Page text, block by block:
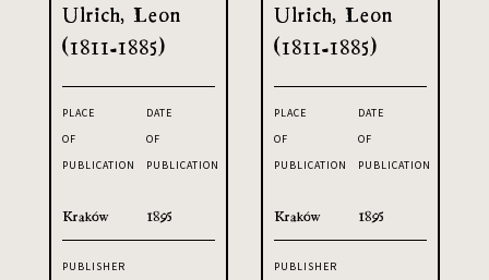
Ulrich, Leon
(1811-1885)
PLACE
OF
PUBLICATION
Kraków
DATE
OF
PUBLICATION
1895
PUBLISHER
Ulrich, Leon
(1811-1885)
PLACE
OF
PUBLICATION
Kraków
DATE
OF
PUBLICATION
1895
PUBLISHER